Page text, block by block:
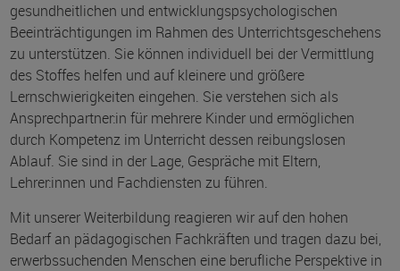
gesundheitlichen und entwicklungspsychologischen
Beeinträchtigungen im Rahmen des Unterrichtsgeschehens
zu unterstützen. Sie können individuell bei der Vermittlung
des Stoffes helfen und auf kleinere und größere
Lernschwierigkeiten eingehen. Sie verstehen sich als
Ansprechpartner:in für mehrere Kinder und ermöglichen
durch Kompetenz im Unterricht dessen reibungslosen
Ablauf. Sie sind in der Lage, Gespräche mit Eltern,
Lehrer:innen und Fachdiensten zu führen.
Mit unserer Weiterbildung reagieren wir auf den hohen
Bedarf an pädagogischen Fachkräften und tragen dazu bei,
erwerbssuchenden Menschen eine berufliche Perspektive in